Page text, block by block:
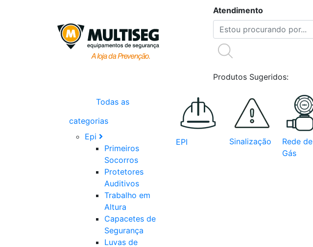
Atendimento
Produtos Sugeridos:
Todas as
categorias
Epi
Primeiros
Socorros
Protetores
Auditivos
Trabalho em
Altura
Capacetes de
Segurança
Luvas de
EPI Sinalização
Rede de
Gás